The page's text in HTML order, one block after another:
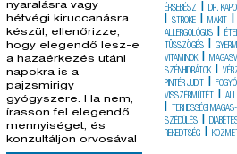
nyaralásra vagy
hétvégi kiruccanásra
készül, ellenőrizze,
hogy elegendő lesz-e
a hazaérkezés utáni
napokra is a
pajzsmirigy
gyógyszere. Ha nem,
írasson fel elegendő
mennyiséget, és
konzultáljon orvosával
ÉRSEBÉSZ | DR.
| STROKE | MAKIT |
ALLERGOLÓGUS |
TÜSSZÖGÉS |
VITAMINOK|
SZÉNHIDRÁTOK|
PINTÉR JUDIT
|
VISSZÉRMŰTÉT |
| TERHESSÉGI
SZÉDÜLÉS |
REKEDTSÉG |